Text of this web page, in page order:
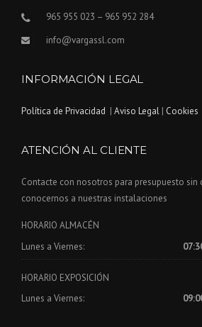
965 955 023 – 965 952 284
info@vargassl.com
INFORMACIÓN LEGAL
Política de Privacidad | Aviso Legal | Cookies
ATENCIÓN AL CLIENTE
Contacte con nosotros para presupuesto
conocernos a nuestras instalaciones
HORARIO ALMACÉN
Lunes a Viernes:
HORARIO EXPOSICIÓN
Lunes a Viernes: